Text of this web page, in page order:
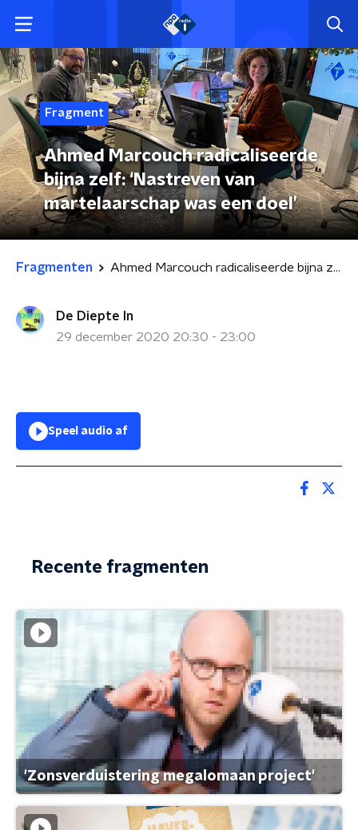
Fragment
Ahmed Marcouch radicaliseerde
bijna zelf: ‘Nastreven van
martelaarschap was een doel’
Fragmenten Ahmed Marcouch radicaliseerde bijna zelf: ‘Nastreven van martelaarschap was een doel’
De Diepte In
29 december 2020 20:30 - 23:00
Speel audio af
Recente fragmenten
'Zonsverduistering megalomaan project'